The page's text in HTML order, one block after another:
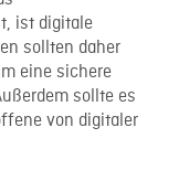
ist digitale
sollten daher
eine sichere
sollte es
von digitaler